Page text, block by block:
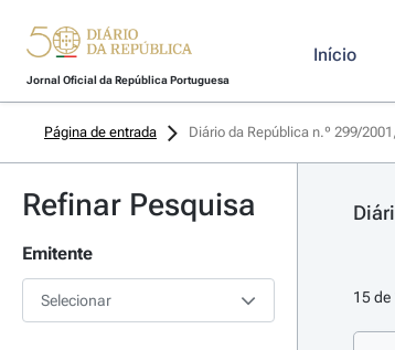
Jornal Oficial da República Portuguesa
Início
Página de entrada Diário da República n.º 299/
Refinar Pesquisa
Emitente
Selecionar 15